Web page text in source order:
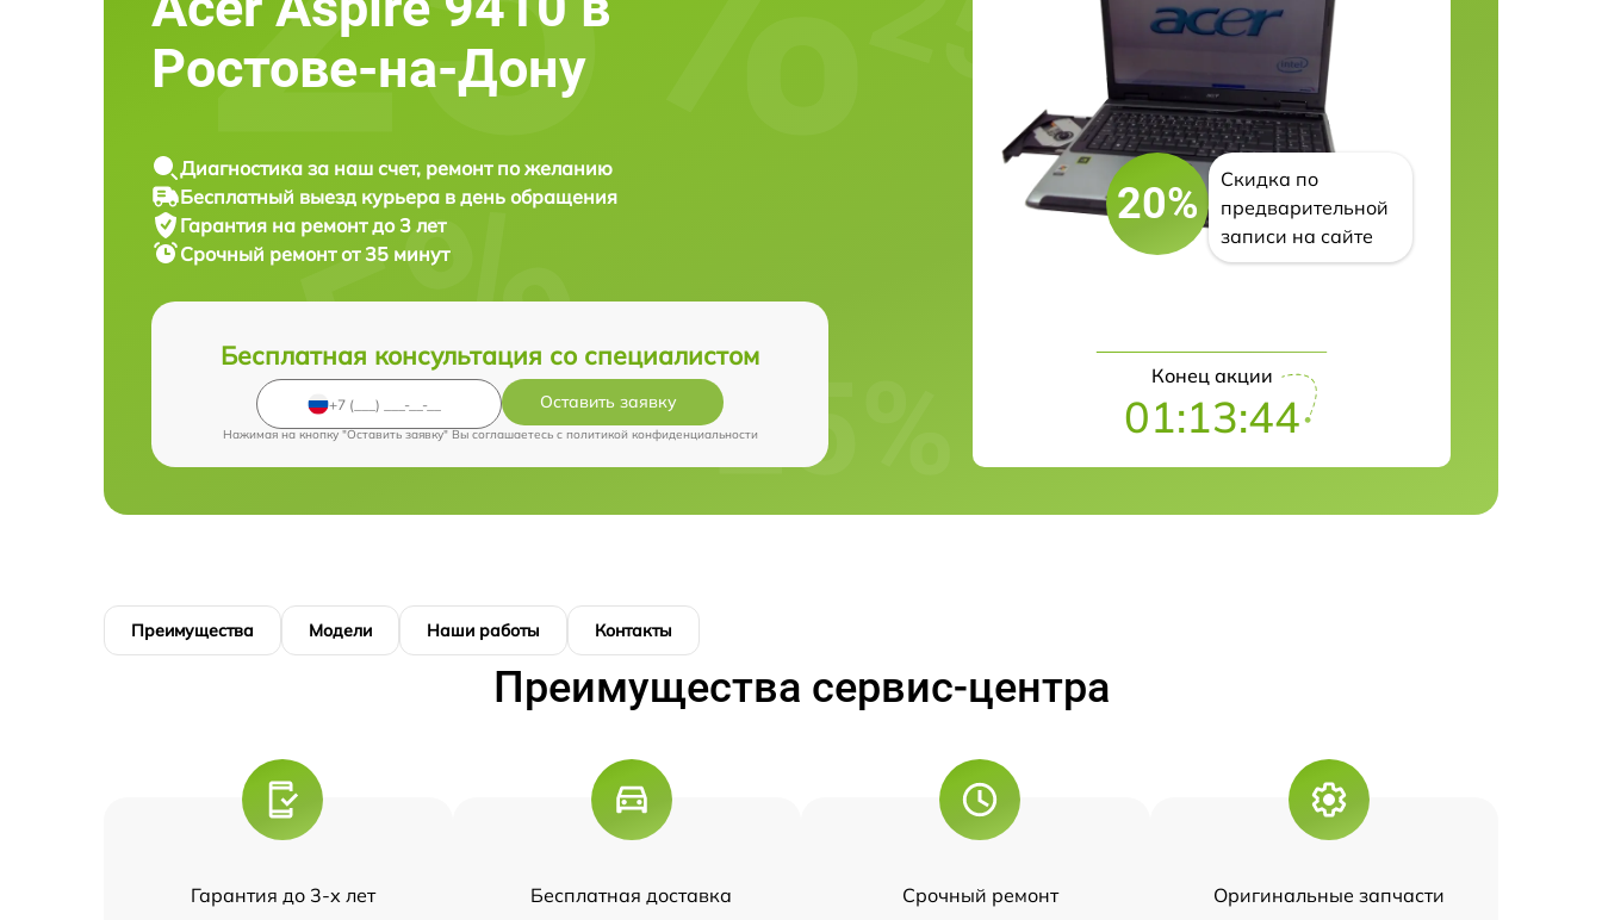
Ростове-на-Дону
Диагностика за наш счет, ремонт по желанию
Бесплатный выезд курьера в день обращения
Гарантия на ремонт до 3 лет
Срочный ремонт от 35 минут
Бесплатная консультация со специалистом
Оставить заявку
Нажимая на кнопку "Оставить заявку" Вы соглашаетесь c политикой конфиденциальности
20%
Скидка по
предварительной
записи на сайте
Конец акции
01:13:43
Преимущества Модели Наши работы Контакты
Преимущества сервис-центра
Гарантия до 3-х лет Бесплатная доставка Срочный ремонт Оригинальные запчасти